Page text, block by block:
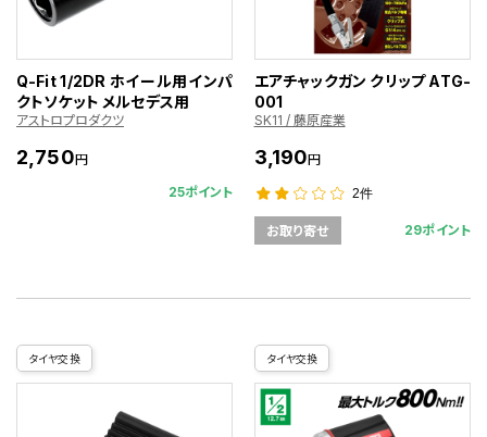
Q-Fit 1/2DR ホイール用インパ
クトソケット メルセデス用
アストロプロダクツ
2,750円
25ポイント
エアチャックガン クリップ ATG-
001
SK11 / 藤原産業
3,190円
2件
お取り寄せ 29ポイント
タイヤ交換 タイヤ交換